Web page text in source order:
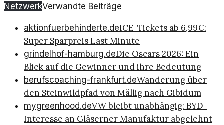
NetzwerkVerwandte Beiträge
aktionfuerbehinderte.deICE-Tickets ab 6,99€:
Super Sparpreis Last Minute
grindelhof-hamburg.deDie Oscars 2026: Ein
Blick auf die Gewinner und ihre Bedeutung
berufscoaching-frankfurt.deWanderung über
den Steinwildpfad von Mällig nach Gibidum
mygreenhood.deVW bleibt unabhängig: BYD-
Interesse an Gläserner Manufaktur abgelehnt